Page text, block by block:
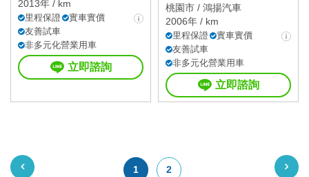
2013年 / km
里程保證
實車實價
友善試車
非多元化營業用車
立即諮詢
桃園市 / 鴻揚汽車
2006年 / km
里程保證
實車實價
友善試車
非多元化營業用車
立即諮詢
1 2